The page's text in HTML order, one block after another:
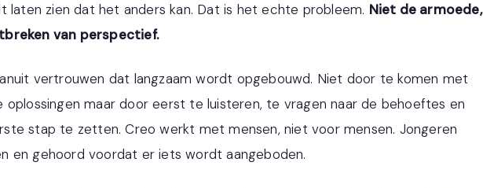
laten zien dat het anders kan. Dat is het echte probleem. Niet de armoede,
van perspectief.
vertrouwen dat langzaam wordt opgebouwd. Niet door te komen met
oplossingen maar door eerst te luisteren, te vragen naar de behoeftes en
stap te zetten. Creo werkt met mensen, niet voor mensen. Jongeren
en gehoord voordat er iets wordt aangeboden.